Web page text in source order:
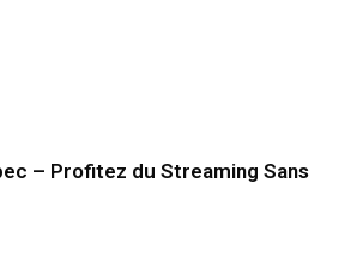
– Profitez du Streaming Sans